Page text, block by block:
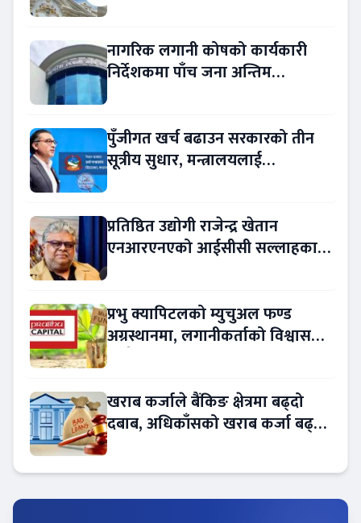
नागरिक लगानी कोषको कार्यकारी
निर्देशकमा पाँच जना अन्तिम
पुँजीगत खर्च बढाउन सरकारको तीन
सूत्रीय सुधार, मन्त्रालयलाई
प्रतिष्ठित उद्योगी राजेन्द्र खेतान
एनआरएनएको आईसीसी सल्लाहकार
प्रभु क्यापिटलको म्युचुअल फण्ड
अग्रस्थानमा, लगानीकर्ताको विश्वास
खराब कर्जाले बैंकिङ क्षेत्रमा बढ्दो
दबाब, अधिकाँसको खराब कर्जा बढ्दो